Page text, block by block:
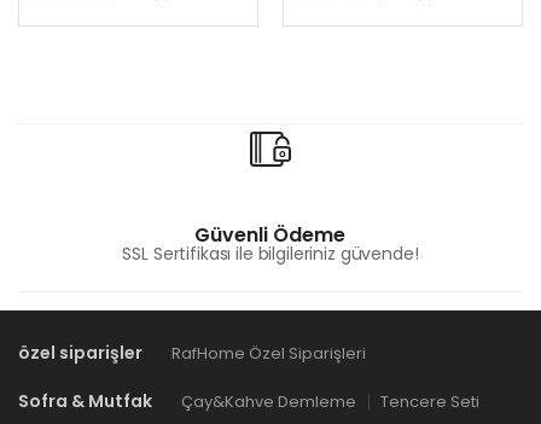
Güvenli Ödeme
SSL Sertifikası ile bilgileriniz güvende!
özel siparişler RafHome Özel Siparişleri
Sofra & Mutfak Çay&Kahve Demleme Tencere Seti